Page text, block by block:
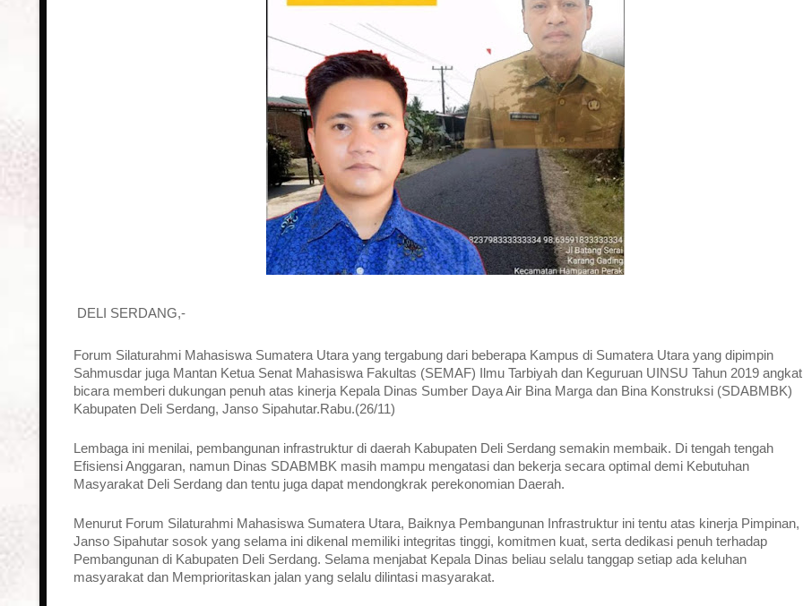
DELI SERDANG,-
Forum Silaturahmi Mahasiswa Sumatera Utara yang tergabung dari beberapa Kampus di Sumatera Utara yang dipimpin
Sahmusdar juga Mantan Ketua Senat Mahasiswa Fakultas (SEMAF) Ilmu Tarbiyah dan Keguruan UINSU Tahun 2019 angkat
bicara memberi dukungan penuh atas kinerja Kepala Dinas Sumber Daya Air Bina Marga dan Bina Konstruksi (SDABMBK)
Kabupaten Deli Serdang, Janso Sipahutar.Rabu.(26/11)
Lembaga ini menilai, pembangunan infrastruktur di daerah Kabupaten Deli Serdang semakin membaik. Di tengah tengah
Efisiensi Anggaran, namun Dinas SDABMBK masih mampu mengatasi dan bekerja secara optimal demi Kebutuhan
Masyarakat Deli Serdang dan tentu juga dapat mendongkrak perekonomian Daerah.‎‎
Menurut Forum Silaturahmi Mahasiswa Sumatera Utara, Baiknya Pembangunan Infrastruktur ini tentu atas kinerja Pimpinan,
Janso Sipahutar sosok yang selama ini dikenal memiliki integritas tinggi, komitmen kuat, serta dedikasi penuh terhadap
Pembangunan di Kabupaten Deli Serdang. Selama menjabat Kepala Dinas beliau selalu tanggap setiap ada keluhan
masyarakat dan Memprioritaskan jalan yang selalu dilintasi masyarakat. ‎